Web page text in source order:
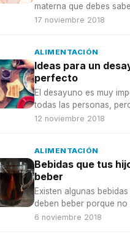
materna que debes
mismo, ¡y no dudar
17 noviembre 2018
ALIMENTACIÓN
Ideas para un
perfecto
El desayuno es muy
todas las personas,
para los niños, ¿cómo
12 noviembre 2018
ALIMENTACIÓN
Bebidas que tus
beber
Existen algunas
deben beber porque
salud. ¡No pierdas detalle!
6 noviembre 2018